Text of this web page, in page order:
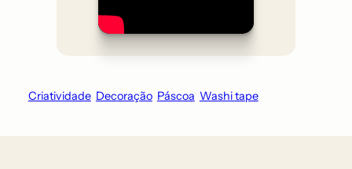
Criatividade Decoração Páscoa Washi tape